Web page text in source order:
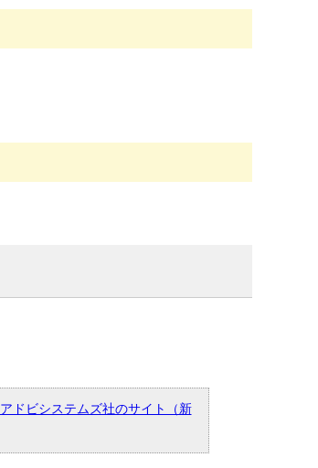
アドビシステムズ社のサイト（新